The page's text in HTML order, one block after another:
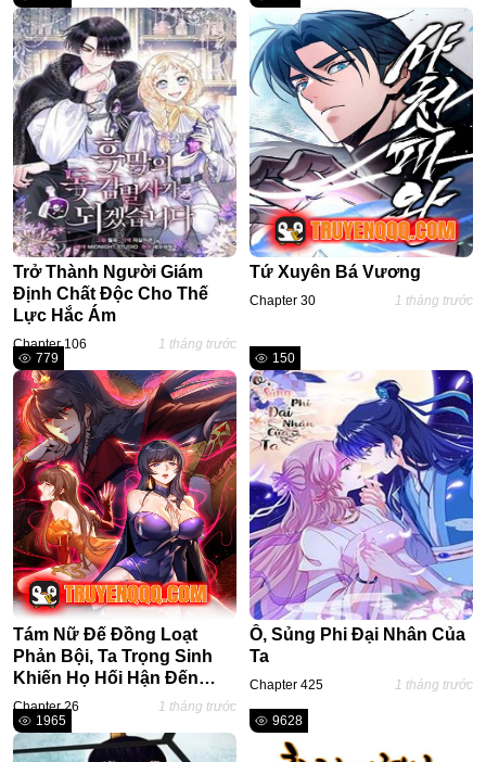
Adventure
Tu Tiên
Ngôn Tình
Slice Of Life
School Life
Manga
Supernatural
Xuyên Không
Shounen
Cổ Đại
Mystery
Webtoon
Horror
Chuyển Sinh
Psychological
Martial Arts
Shoujo
Đam Mỹ
Historical
Trở Thành Người Giám
Định Chất Độc Cho Thế
Lực Hắc Ám
Chapter 106 1 tháng trước
Tứ Xuyên Bá Vương
Chapter 30 1 tháng trước
779
Tám Nữ Đế Đồng Loạt
Phản Bội, Ta Trọng Sinh
Khiến Họ Hối Hận Đến
Ruột Gan Đứt Đoạn
Chapter 26 1 tháng trước
150
Ồ, Sủng Phi Đại Nhân Của
Ta
Chapter 425 1 tháng trước
1965 9628